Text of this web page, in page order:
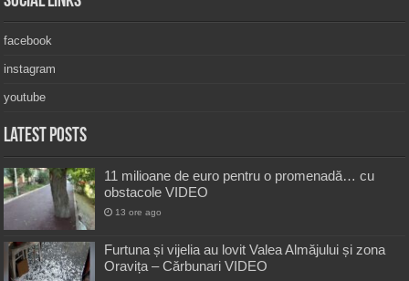
facebook
instagram
youtube
Latest Posts
11 milioane de euro pentru o promenadă… cu
obstacole VIDEO
13 ore ago
Furtuna și vijelia au lovit Valea Almăjului și zona
Oravița – Cărbunari VIDEO